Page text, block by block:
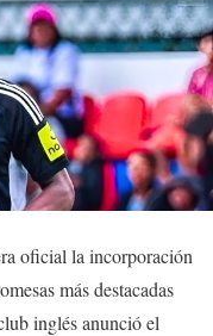
oficial la incorporación
más destacadas
inglés anunció el